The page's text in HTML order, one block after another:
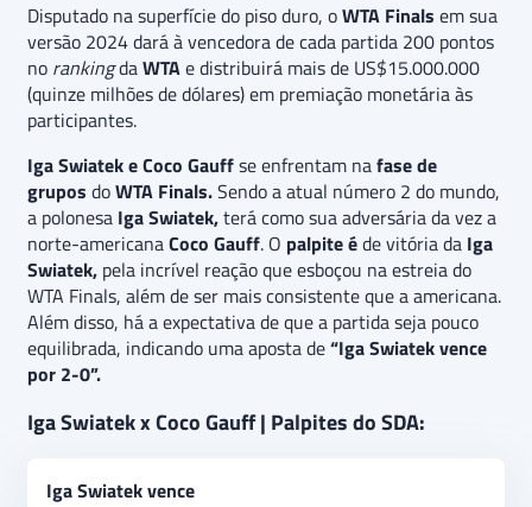
Disputado na superfície do piso duro, oWTA Finals em sua
versão 2024 dará à vencedora de cada partida 200 pontos
no rankingdaWTAe distribuirá mais de US$15.000.000
(quinze milhões de dólares) em premiação monetária às
participantes.
Iga Swiatek e Coco Gauffse enfrentam nafase de
grupos doWTA Finals.Sendo a atual número 2 do mundo,
a polonesa Iga Swiatek,terá como sua adversária da vez a
norte-americanaCoco Gauff. O palpite éde vitória da Iga
Swiatek, pela incrível reação que esboçou na estreia do
WTA Finals, além de ser mais consistente que a americana.
Além disso, há a expectativa de que a partida seja pouco
equilibrada, indicando uma aposta de“Iga Swiatek vence
por 2-0”.
Iga Swiatek x Coco Gauff | Palpites do SDA:
Iga Swiatek vence